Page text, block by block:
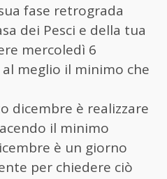
fase retrograda
dei Pesci e della tua
mercoledì 6
meglio il minimo che
dicembre è realizzare
il minimo
è un giorno
per chiedere ciò